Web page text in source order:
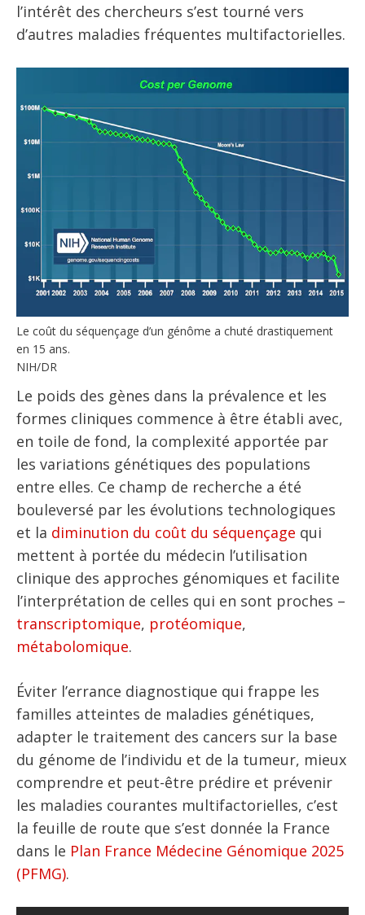
l’intérêt des chercheurs s’est tourné vers
d’autres maladies fréquentes multifactorielles.
Le coût du séquençage d’un génôme a chuté drastiquement
en 15 ans.
NIH/DR
Le poids des gènes dans la prévalence et les
formes cliniques commence à être établi avec,
en toile de fond, la complexité apportée par
les variations génétiques des populations
entre elles. Ce champ de recherche a été
bouleversé par les évolutions technologiques
et la diminution du coût du séquençage qui
mettent à portée du médecin l’utilisation
clinique des approches génomiques et facilite
l’interprétation de celles qui en sont proches –
transcriptomique, protéomique,
métabolomique.
Éviter l’errance diagnostique qui frappe les
familles atteintes de maladies génétiques,
adapter le traitement des cancers sur la base
du génome de l’individu et de la tumeur, mieux
comprendre et peut-être prédire et prévenir
les maladies courantes multifactorielles, c’est
la feuille de route que s’est donnée la France
dans le Plan France Médecine Génomique 2025
(PFMG).